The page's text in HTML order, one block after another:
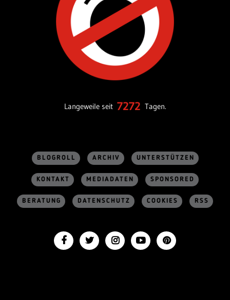
Langeweile seit 7272 Tagen.
BLOGROLL ARCHIV UNTERSTÜTZEN
KONTAKT MEDIADATEN SPONSORED
BERATUNG DATENSCHUTZ COOKIES RSS